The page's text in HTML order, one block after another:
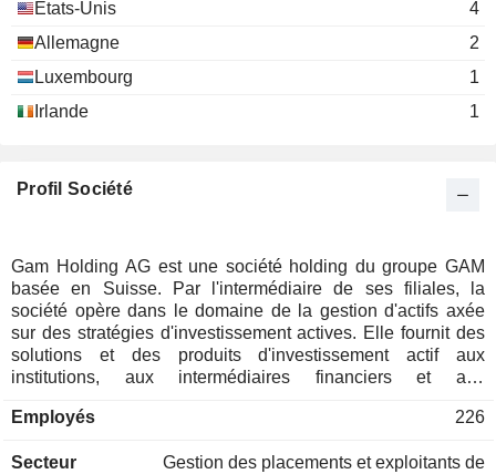
Etats-Unis
4
Allemagne
2
Luxembourg
1
Irlande
1
Profil Société
Gam Holding AG est une société holding du groupe GAM
basée en Suisse. Par l'intermédiaire de ses filiales, la
société opère dans le domaine de la gestion d'actifs axée
sur des stratégies d'investissement actives. Elle fournit des
solutions et des produits d'investissement actif aux
institutions, aux intermédiaires financiers et aux
est complétée par des services de labellisation privée, qui
services de soutien à des institutions tierces. Gam Holding
Employés 226
Secteur
Gestion des placements et exploitants de